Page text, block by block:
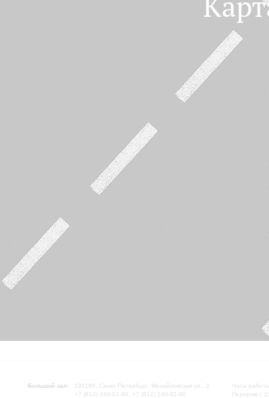
Большой зал:
191186, Санкт-Петербург, Михайловская ул., 2
+7 (812) 240-01-00, +7 (812) 240-01-80
Часы
Перерыв с